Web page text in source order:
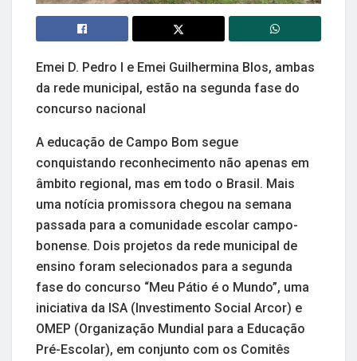
Emei D. Pedro I e Emei Guilhermina Blos, ambas
da rede municipal, estão na segunda fase do
concurso nacional
A educação de Campo Bom segue
conquistando reconhecimento não apenas em
âmbito regional, mas em todo o Brasil. Mais
uma notícia promissora chegou na semana
passada para a comunidade escolar campo-
bonense. Dois projetos da rede municipal de
ensino foram selecionados para a segunda
fase do concurso “Meu Pátio é o Mundo”, uma
iniciativa da ISA (Investimento Social Arcor) e
OMEP (Organização Mundial para a Educação
Pré-Escolar), em conjunto com os Comitês